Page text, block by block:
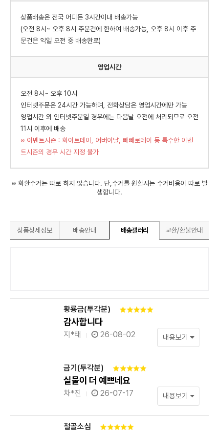
상품배송은 전국 어디든 3시간이내 배송가능
(오전 8시~ 오후 8시 주문건에 한하여 배송가능, 오후 8시 이후 주
문건은 익일 오전 중 배송완료)
영업시간
오전 8시~ 오후 10시
인터넷주문은 24시간 가능하며, 전화상담은 영업시간에만 가능
영업시간 외 인터넷주문일 경우에는 다음날 오전에 처리되므로 오전
11시 이후에 배송
※ 이벤트시즌 : 화이트데이, 어버이날, 빼빼로데이 등 특수한 이벤
트시즌의 경우 시간 지정 불가
※ 화환수거는 따로 하지 않습니다. 단,수거를 원할시는 수거비용이 따로 발
생합니다.
상품상세정보 배송안내 배송갤러리 교환/환불안내
황룡금(투각분)
감사합니다
지*태 26-08-02 내용보기
금기(투각분)
실물이 더 예쁘네요
차*진 26-07-17 내용보기
철골소심